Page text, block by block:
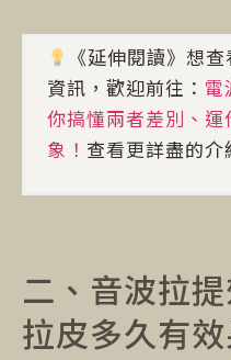
《延伸閱讀》想
資訊，歡迎前往： 電
你搞懂兩者差別、
象！ 查看更詳盡的介
二、音波拉
拉皮多久有效